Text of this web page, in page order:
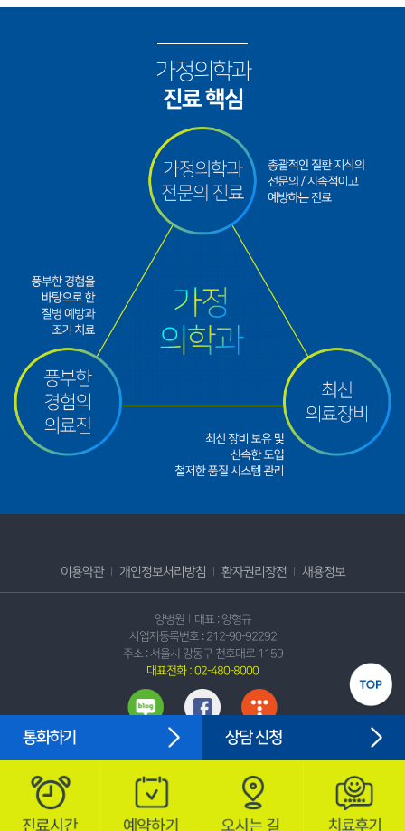
가정의학과
진료 핵심
이용약관 개인정보처리방침 환자권리장전 채용정보
양병원
대표 : 양형규
사업자등록번호 : 212-90-92292
주소 : 서울시 강동구 천호대로 1159
대표전화 : 02-480-8000
Copyright@2021 by YANG HOSPITAL Clinic. All Rights reserved
통화하기 상담 신청